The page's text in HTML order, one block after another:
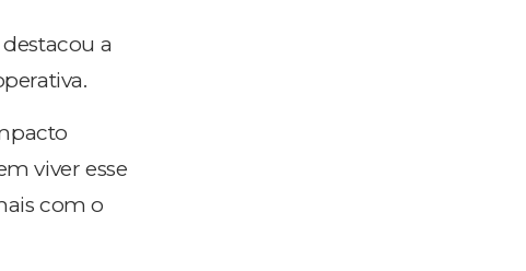
destacou a
viver esse
com o